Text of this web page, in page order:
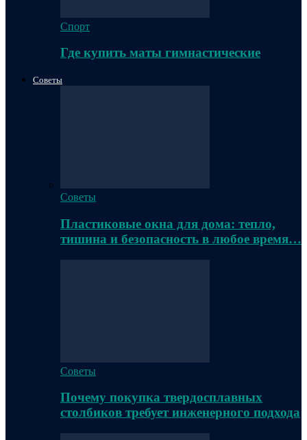
Спорт
Где купить маты гимнастические
Советы
Советы
Пластиковые окна для дома: тепло,
тишина и безопасность в любое время…
Советы
Почему покупка твердосплавных
столбиков требует инженерного подхода